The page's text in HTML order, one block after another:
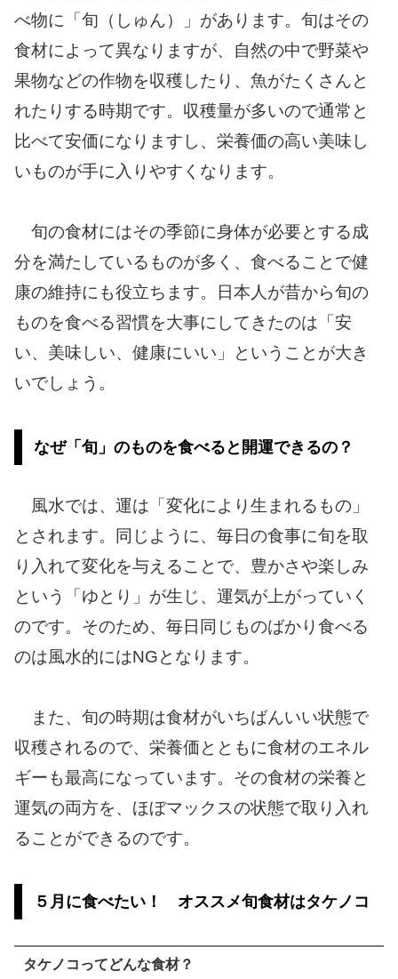
べ物に「旬（しゅん）」があります。旬はその
食材によって異なりますが、自然の中で野菜や
果物などの作物を収穫したり、魚がたくさんと
れたりする時期です。収穫量が多いので通常と
比べて安価になりますし、栄養価の高い美味し
いものが手に入りやすくなります。
旬の食材にはその季節に身体が必要とする成
分を満たしているものが多く、食べることで健
康の維持にも役立ちます。日本人が昔から旬の
ものを食べる習慣を大事にしてきたのは「安
い、美味しい、健康にいい」ということが大き
いでしょう。
なぜ「旬」のものを食べると開運できるの？
風水では、運は「変化により生まれるもの」
とされます。同じように、毎日の食事に旬を取
り入れて変化を与えることで、豊かさや楽しみ
という「ゆとり」が生じ、運気が上がっていく
のです。そのため、毎日同じものばかり食べる
のは風水的にはNGとなります。
また、旬の時期は食材がいちばんいい状態で
収穫されるので、栄養価とともに食材のエネル
ギーも最高になっています。その食材の栄養と
運気の両方を、ほぼマックスの状態で取り入れ
ることができるのです。
５月に食べたい！ オススメ旬食材はタケノコ
タケノコってどんな食材？